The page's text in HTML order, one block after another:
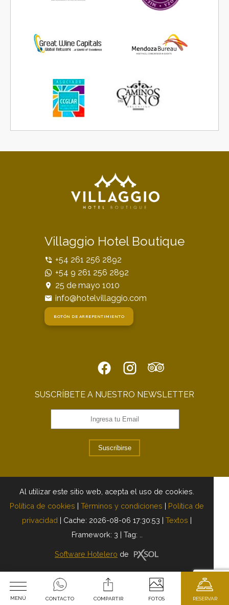
Villaggio Hotel Boutique
+54 261 256 2892
+54 9 261 256 2892
25 de mayo 1010
info@hotelvillaggio.com
BOTÓN DE ARREPENTIMIENTO
SUSCRÍBETE A NUESTRO NEWSLETTER
Suscribirse
Al utilizar este sitio web, acepta el uso de cookies.
Política de cookies | Términos y condiciones | Política de
privacidad | Cache: 2026-08-06 17:30:53 | Textos |
Framework: 3 | Tag:
Software Hotelero de
MENÚ CONTACTO COMPARTIR FOTOS RESERVAR